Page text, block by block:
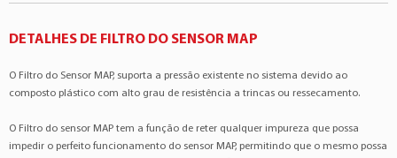
DETALHES DE FILTRO DO SENSOR MAP
O Filtro do Sensor MAP, suporta a pressão existente no sistema devido ao
composto plástico com alto grau de resistência a trincas ou ressecamento.
O Filtro do sensor MAP tem a função de reter qualquer impureza que possa
impedir o perfeito funcionamento do sensor MAP, permitindo que o mesmo possa